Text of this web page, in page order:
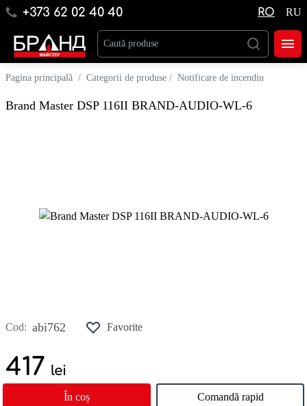
+373 62 02 40 40 RO RU
Pagina principală / Categorii de produse / Notificare de incendiu
Brand Master DSP 116II BRAND-AUDIO-WL-6
Cod: abi762 Favorite
417 lei
În coș Comandă rapid